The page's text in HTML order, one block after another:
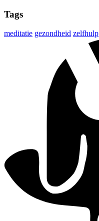
Tags
meditatie gezondheid zelfhulp